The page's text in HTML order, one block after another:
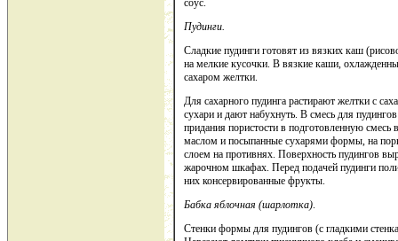
Пудинги.
Сладкие пудинги готовят из вязких каш
на мелкие кусочки. В вязкие каши,
сахаром желтки.
Для сахарного пудинга растирают желтки с
сухари и дают набухнуть. В смесь для
придания пористости в подготовленную смесь
маслом и посыпанные сухарями формы, на
слоем на противнях. Поверхность пудингов
жарочном шкафах. Перед подачей пудинги
них консервированные фрукты.
Бабка яблочная (шарлотка)
Стенки формы для пудингов (с гладкими